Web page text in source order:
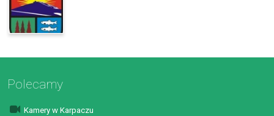
Polecamy
Kamery w Karpaczu